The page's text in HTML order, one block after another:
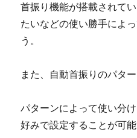
首振り機能が搭載されて
たいなどの使い勝手によ
う。
また、自動首振りのパタ
パターンによって使い分
好みで設定することが可能